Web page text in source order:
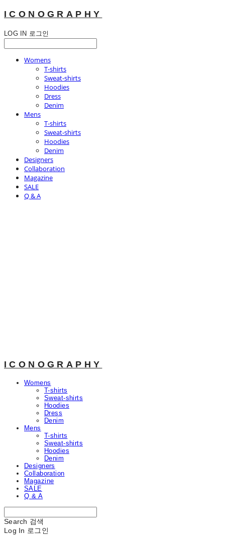
ICONOGRAPHY
LOG IN 로그인
Womens
T-shirts
Sweat-shirts
Hoodies
Dress
Denim
Mens
T-shirts
Sweat-shirts
Hoodies
Denim
Designers
Collaboration
Magazine
SALE
Q & A
ICONOGRAPHY
Womens
T-shirts
Sweat-shirts
Hoodies
Dress
Denim
Mens
T-shirts
Sweat-shirts
Hoodies
Denim
Designers
Collaboration
Magazine
SALE
Q & A
Search 검색
Log In 로그인